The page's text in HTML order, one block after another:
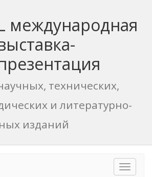
международная
технических,
и литературно-
изданий
Toggle